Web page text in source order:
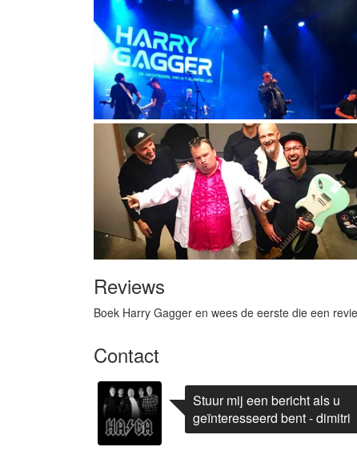
Reviews
Boek Harry Gagger en wees de eerste die een
Contact
Stuur mij een bericht als u
geïnteresseerd bent - dimitri